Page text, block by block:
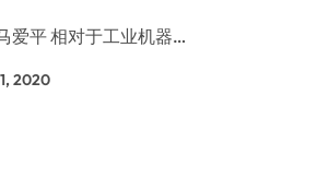
爱平 相对于工业机器…
2020